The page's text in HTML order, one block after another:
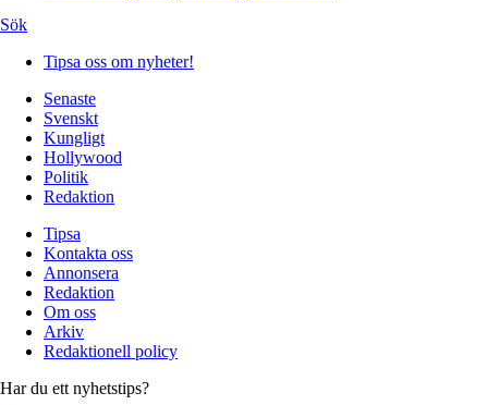
Sök
Tipsa oss om nyheter!
Senaste
Svenskt
Kungligt
Hollywood
Politik
Redaktion
Tipsa
Kontakta oss
Annonsera
Redaktion
Om oss
Arkiv
Redaktionell policy
Har du ett nyhetstips?